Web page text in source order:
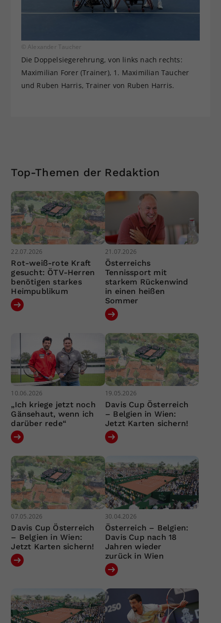
© Alexander Taucher
Die Doppelsiegerehrung, von links nach rechts:
Maximilian Forer (Trainer), 1. Maximilian Taucher
und Ruben Harris, Trainer von Ruben Harris.
Top-Themen der Redaktion
22.07.2026
Rot-weiß-rote Kraft
gesucht: ÖTV-Herren
benötigen starkes
Heimpublikum
21.07.2026
Österreichs
Tennissport mit
starkem Rückenwind
in einen heißen
Sommer
10.06.2026
„Ich kriege jetzt noch
Gänsehaut, wenn ich
darüber rede“
19.05.2026
Davis Cup Österreich
– Belgien in Wien:
Jetzt Karten sichern!
07.05.2026
Davis Cup Österreich
– Belgien in Wien:
Jetzt Karten sichern!
30.04.2026
Österreich – Belgien:
Davis Cup nach 18
Jahren wieder
zurück in Wien